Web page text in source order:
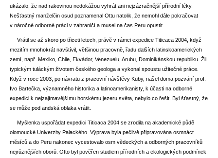
ukázalo, že nad rakovinou nedokážou vyhrát ani nejzázračnější přírodní léky.
Nešťastný manželčin osud poznamenal Ottu natolik, že nemohl dále pokračovat
v náročné odborné práci v zahraničí a musel na čas Peru opustit.
Vrátil se až skoro po třiceti letech, právě v rámci expedice Titicaca 2004, když
mezitím mnohokrát navštívil, většinou pracovně, řadu dalších latinskoamerických
zemí, např. Mexiko, Chile, Ekvádor, Venezuelu, Arubu, Dominikánskou republiku. Žil
typickým tuláckým životem českého geologa a vykonal spoustu užitečné práce.
Když v roce 2003, po návratu z pracovní návštěvy Kuby, našel doma pozvání prof.
Ivo Bartečka, významného historika a latinoamerikanisty, k účasti na odborné
expedici k nejzajímavějšímu horskému jezeru světa, nebylo co řešit. Byl šťastný, že
se může pod andská oblaka vrátit.
Myšlenka uspořádat expedici Titicaca 2004 se zrodila na akademické půdě
olomoucké Univerzity Palackého. Výprava byla pečlivě připravována osmnáct
měsíců a do Peru nakonec vycestovalo osm vědeckých a odborných pracovníků
nejrůznějších oborů. Otto byl pověřen studiem přírodních a ekologických podmínek